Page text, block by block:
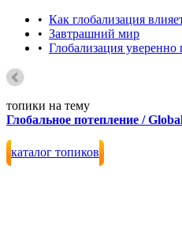
• Как глобализация
• Завтрашний мир
• Глобализация уверенно
топики на тему
Глобальное потепление /
каталог топиков